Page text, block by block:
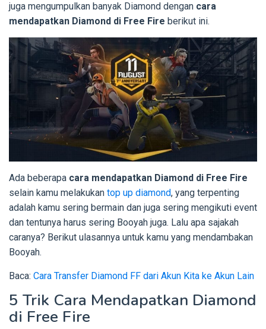
juga mengumpulkan banyak Diamond dengan cara
mendapatkan Diamond di Free Fire berikut ini.
Ada beberapa cara mendapatkan Diamond di Free Fire
selain kamu melakukan top up diamond, yang terpenting
adalah kamu sering bermain dan juga sering mengikuti event
dan tentunya harus sering Booyah juga. Lalu apa sajakah
caranya? Berikut ulasannya untuk kamu yang mendambakan
Booyah.
Baca: Cara Transfer Diamond FF dari Akun Kita ke Akun Lain
5 Trik Cara Mendapatkan Diamond
di Free Fire